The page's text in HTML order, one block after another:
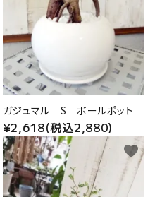
ガジュマル S ボールポット
¥2,618(税込2,880)
favorite